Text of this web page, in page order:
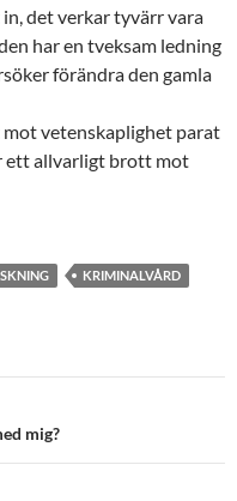
det verkar tyvärr vara
har en tveksam ledning
förändra den gamla
vetenskaplighet parat
ett allvarligt brott mot
KRIMINALVÅRD
mig?